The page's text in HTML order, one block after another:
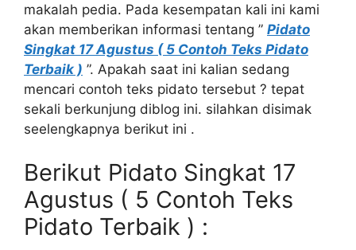
makalah pedia. Pada kesempatan kali ini kami
akan memberikan informasi tentang ” Pidato
Singkat 17 Agustus ( 5 Contoh Teks Pidato
Terbaik ) ”. Apakah saat ini kalian sedang
mencari contoh teks pidato tersebut ? tepat
sekali berkunjung diblog ini. silahkan disimak
seelengkapnya berikut ini .
Berikut Pidato Singkat 17
Agustus ( 5 Contoh Teks
Pidato Terbaik ) :